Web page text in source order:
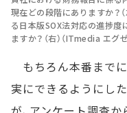
現在どの段階にありますか？（
る日本版SOX法対応の進捗度
ますか？（右）（ITmedia エグ
もちろん本番までに
実にできるようにし